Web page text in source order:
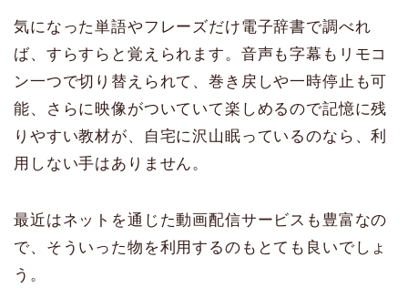
気になった単語やフレーズだけ電子辞書で調べれ
ば、すらすらと覚えられます。音声も字幕もリモコ
ン一つで切り替えられて、巻き戻しや一時停止も可
能、さらに映像がついていて楽しめるので記憶に残
りやすい教材が、自宅に沢山眠っているのなら、利
用しない手はありません。
最近はネットを通じた動画配信サービスも豊富なの
で、そういった物を利用するのもとても良いでしょ
う。